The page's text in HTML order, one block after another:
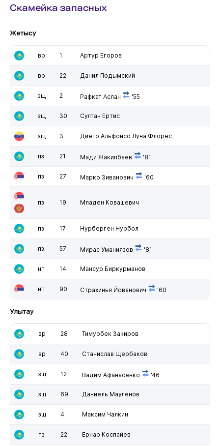
Скамейка запасных
Жетысу
вр 1 Артур Егоров
вр 22 Данил Подымский
зщ 2 Рафкат Аслан '55
зщ 30 Султан Ертис
зщ 3 Диего Альфонсо Луна Флорес
пз 21 Мади Жакипбаев '81
пз 27 Марко Зиванович '60
пз 19 Младен Ковашевич
пз 17 Нурберген Нурбол
пз 57 Мирас Уманиязов '81
нп 14 Мансур Биркурманов
нп 90 Страхинья Йованович '60
Улытау
вр 28 Тимурбек Закиров
вр 40 Станислав Щербаков
зщ 12 Вадим Афанасенко '46
зщ 69 Даниель Мауленов
зщ 4 Максим Чалкин
пз 22 Ернар Коспайев